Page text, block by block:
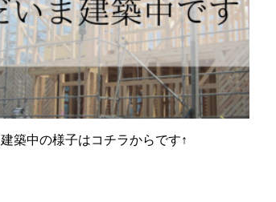
建築中の様子はコチラからです↑